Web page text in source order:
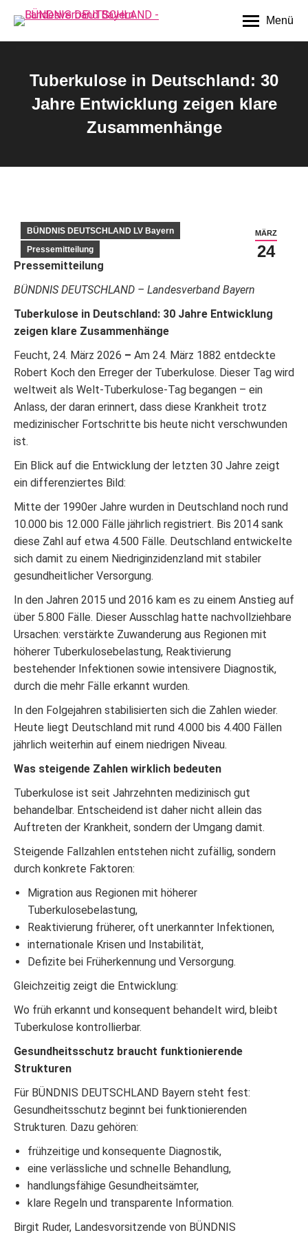
Menü
Tuberkulose in Deutschland: 30
Jahre Entwicklung zeigen klare
Zusammenhänge
MÄRZ
24
BÜNDNIS DEUTSCHLAND LV Bayern
Pressemitteilung
Pressemitteilung
BÜNDNIS DEUTSCHLAND – Landesverband Bayern
Tuberkulose in Deutschland: 30 Jahre Entwicklung
zeigen klare Zusammenhänge
Feucht, 24. März 2026 – Am 24. März 1882 entdeckte
Robert Koch den Erreger der Tuberkulose. Dieser Tag wird
weltweit als Welt-Tuberkulose-Tag begangen – ein
Anlass, der daran erinnert, dass diese Krankheit trotz
medizinischer Fortschritte bis heute nicht verschwunden
ist.
Ein Blick auf die Entwicklung der letzten 30 Jahre zeigt
ein differenziertes Bild:
Mitte der 1990er Jahre wurden in Deutschland noch rund
10.000 bis 12.000 Fälle jährlich registriert. Bis 2014 sank
diese Zahl auf etwa 4.500 Fälle. Deutschland entwickelte
sich damit zu einem Niedriginzidenzland mit stabiler
gesundheitlicher Versorgung.
In den Jahren 2015 und 2016 kam es zu einem Anstieg auf
über 5.800 Fälle. Dieser Ausschlag hatte nachvollziehbare
Ursachen: verstärkte Zuwanderung aus Regionen mit
höherer Tuberkulosebelastung, Reaktivierung
bestehender Infektionen sowie intensivere Diagnostik,
durch die mehr Fälle erkannt wurden.
In den Folgejahren stabilisierten sich die Zahlen wieder.
Heute liegt Deutschland mit rund 4.000 bis 4.400 Fällen
jährlich weiterhin auf einem niedrigen Niveau.
Was steigende Zahlen wirklich bedeuten
Tuberkulose ist seit Jahrzehnten medizinisch gut
behandelbar. Entscheidend ist daher nicht allein das
Auftreten der Krankheit, sondern der Umgang damit.
Steigende Fallzahlen entstehen nicht zufällig, sondern
durch konkrete Faktoren:
Migration aus Regionen mit höherer
Tuberkulosebelastung,
Reaktivierung früherer, oft unerkannter Infektionen,
internationale Krisen und Instabilität,
Defizite bei Früherkennung und Versorgung.
Gleichzeitig zeigt die Entwicklung:
Wo früh erkannt und konsequent behandelt wird, bleibt
Tuberkulose kontrollierbar.
Gesundheitsschutz braucht funktionierende
Strukturen
Für BÜNDNIS DEUTSCHLAND Bayern steht fest:
Gesundheitsschutz beginnt bei funktionierenden
Strukturen. Dazu gehören:
frühzeitige und konsequente Diagnostik,
eine verlässliche und schnelle Behandlung,
handlungsfähige Gesundheitsämter,
klare Regeln und transparente Information.
Birgit Ruder, Landesvorsitzende von BÜNDNIS